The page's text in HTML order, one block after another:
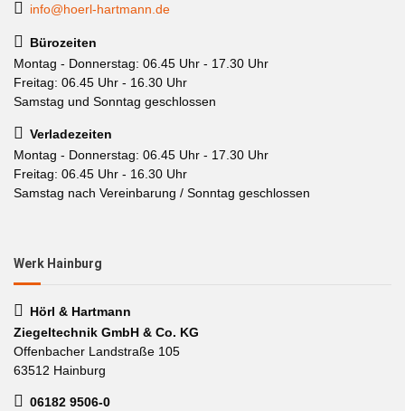
info@hoerl-hartmann.de
Bürozeiten
Montag - Donnerstag: 06.45 Uhr - 17.30 Uhr
Freitag: 06.45 Uhr - 16.30 Uhr
Samstag und Sonntag geschlossen
Verladezeiten
Montag - Donnerstag: 06.45 Uhr - 17.30 Uhr
Freitag: 06.45 Uhr - 16.30 Uhr
Samstag nach Vereinbarung / Sonntag geschlossen
Werk Hainburg
Hörl & Hartmann
Ziegeltechnik GmbH & Co. KG
Offenbacher Landstraße 105
63512 Hainburg
06182 9506-0